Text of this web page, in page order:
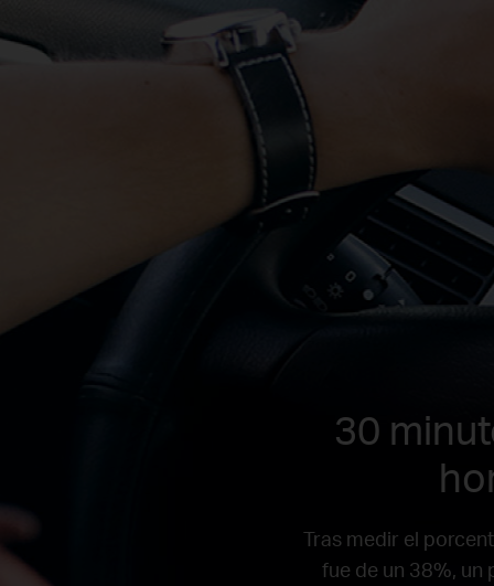
30
Tras medir el
fue de un 38%,